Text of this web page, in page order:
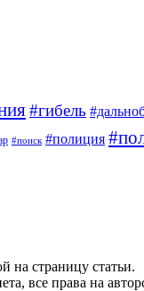
#гибель
#поиск #полиция
на страницу статьи.
все права на